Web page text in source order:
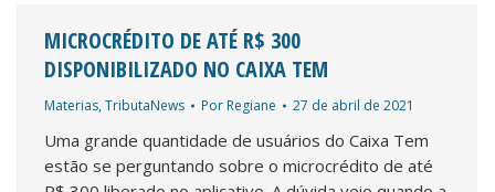
MICROCRÉDITO DE ATÉ R$ 300
DISPONIBILIZADO NO CAIXA TEM
Materias,TributaNews Por Regiane 27 de abril de 2021
Uma grande quantidade de usuários do Caixa Tem
estão se perguntando sobre o microcrédito de até